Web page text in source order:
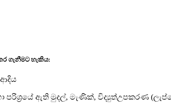
ගැනීමට හැකිය:
ඇති මුදල්, මැණික්, විද්‍යුත්උපකරණ